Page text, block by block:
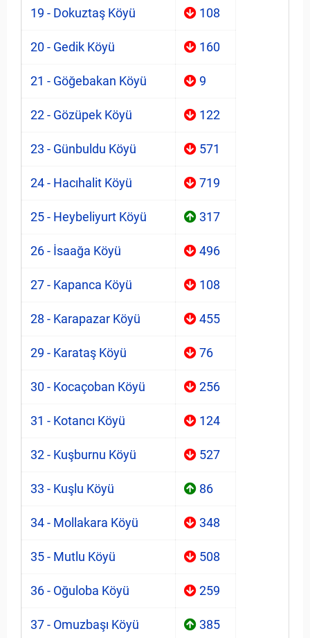
19 - Dokuztaş Köyü 108
20 - Gedik Köyü 160
21 - Göğebakan Köyü 9
22 - Gözüpek Köyü 122
23 - Günbuldu Köyü 571
24 - Hacıhalit Köyü 719
25 - Heybeliyurt Köyü 317
26 - İsaağa Köyü 496
27 - Kapanca Köyü 108
28 - Karapazar Köyü 455
29 - Karataş Köyü 76
30 - Kocaçoban Köyü 256
31 - Kotancı Köyü 124
32 - Kuşburnu Köyü 527
33 - Kuşlu Köyü 86
34 - Mollakara Köyü 348
35 - Mutlu Köyü 508
36 - Oğuloba Köyü 259
37 - Omuzbaşı Köyü 385